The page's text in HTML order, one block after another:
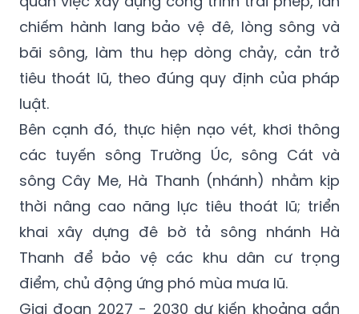
bãi sông, làm thu hẹp dòng chảy, cản trở
tiêu thoát lũ, theo đúng quy định của pháp
luật.
Bên cạnh đó, thực hiện nạo vét, khơi thông
các tuyến sông Trường Úc, sông Cát và
sông Cây Me, Hà Thanh (nhánh) nhằm kịp
thời nâng cao năng lực tiêu thoát lũ; triển
khai xây dựng đê bờ tả sông nhánh Hà
Thanh để bảo vệ các khu dân cư trọng
điểm, chủ động ứng phó mùa mưa lũ.
Giai đoạn 2027 - 2030 dự kiến khoảng gần
2.400 tỷ đồng, tập trung đầu tư các hạng